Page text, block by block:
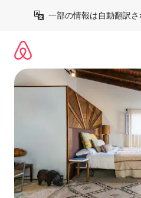
一部の情報は自動翻訳さ